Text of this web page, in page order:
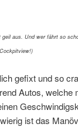
aus. Und wer fährt so
Cockpitview!)
gefixt und so
Autos, welche
ist das